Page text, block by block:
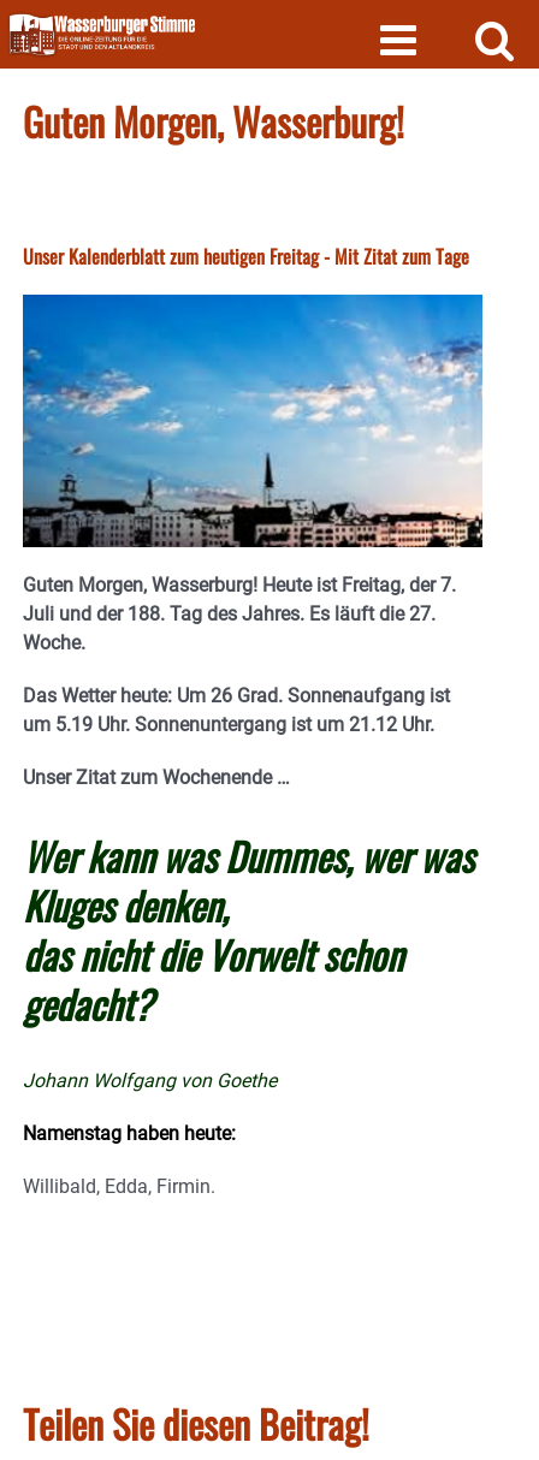
Skip
to
content
Guten Morgen, Wasserburg!
Unser Kalenderblatt zum heutigen Freitag - Mit Zitat zum Tage
Guten Morgen, Wasserburg! Heute ist Freitag, der 7.
Juli und der 188. Tag des Jahres. Es läuft die 27.
Woche.
Das Wetter heute: Um 26 Grad. Sonnenaufgang ist
um 5.19 Uhr. Sonnenuntergang ist um 21.12 Uhr.
Unser Zitat zum Wochenende …
Wer kann was Dummes, wer was
Kluges denken,
das nicht die Vorwelt schon
gedacht?
Johann Wolfgang von Goethe
Namenstag haben heute:
Willibald, Edda, Firmin.
Teilen Sie diesen Beitrag!